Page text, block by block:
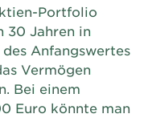
Portfolio
30 Jahren in
Anfangswertes
Vermögen
Bei einem
Euro könnte man